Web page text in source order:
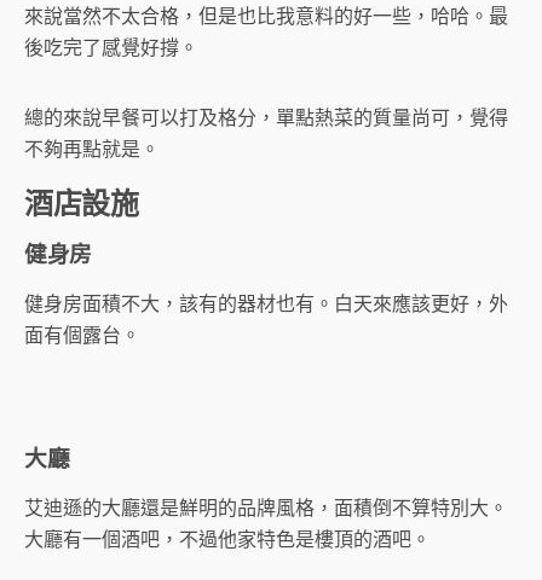
來說當然不太合格，但是也比我意料的好一些，哈哈。最
後吃完了感覺好撐。
總的來說早餐可以打及格分，單點熱菜的質量尚可，覺得
不夠再點就是。
酒店設施
健身房
健身房面積不大，該有的器材也有。白天來應該更好，外
面有個露台。
大廳
艾迪遜的大廳還是鮮明的品牌風格，面積倒不算特別大。
大廳有一個酒吧，不過他家特色是樓頂的酒吧。